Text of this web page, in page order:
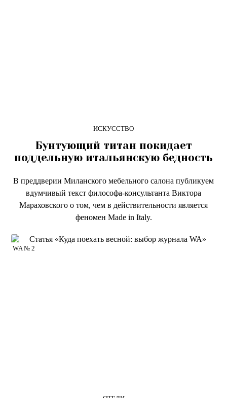
ИСКУССТВО
Бунтующий титан покидает
поддельную итальянскую бедность
В преддверии Миланского мебельного салона публикуем
вдумчивый текст философа-консультанта Виктора
Мараховского о том, чем в действительности является
феномен Made in Italy.
WA № 2